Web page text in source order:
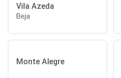
Vila Azeda
Beja
Monte Alegre